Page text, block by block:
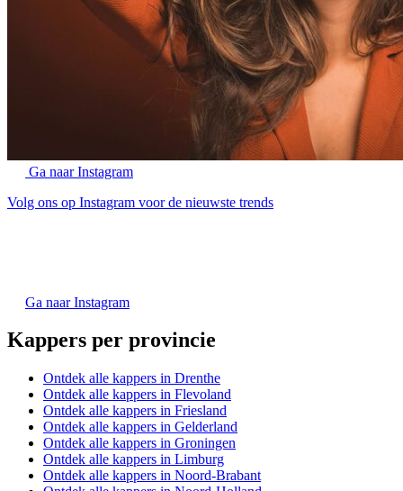
Ga naar Instagram
Volg ons op Instagram voor de nieuwste trends
Ga naar Instagram
Kappers per provincie
Ontdek alle kappers in Drenthe
Ontdek alle kappers in Flevoland
Ontdek alle kappers in Friesland
Ontdek alle kappers in Gelderland
Ontdek alle kappers in Groningen
Ontdek alle kappers in Limburg
Ontdek alle kappers in Noord-Brabant